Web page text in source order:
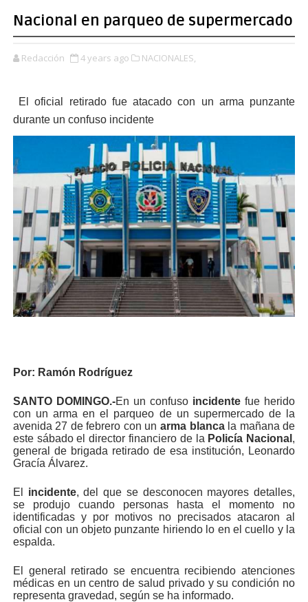
Nacional en parqueo de supermercado
Redacción 4 years ago NACIONALES,
El oficial retirado fue atacado con un arma punzante
durante un confuso incidente
Por: Ramón Rodríguez
SANTO DOMINGO.-En un confuso incidente fue herido
con un arma en el parqueo de un supermercado de la
avenida 27 de febrero con un arma blancala mañana de
este sábado el director financiero de la Policía Nacional ,
general de brigada retirado de esa institución, Leonardo
Gracía Álvarez.
El incidente, del que se desconocen mayores detalles,
se produjo cuando personas hasta el momento no
identificadas y por motivos no precisados atacaron al
oficial con un objeto punzante hiriendo lo en el cuello y la
espalda.
El general retirado se encuentra recibiendo atenciones
médicas en un centro de salud privado y su condición no
representa gravedad, según se ha informado.